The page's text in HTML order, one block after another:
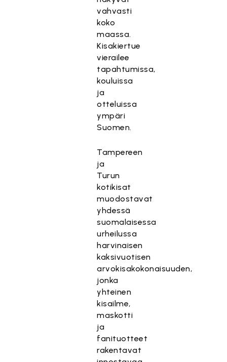
vahvasti
koko
maassa.
Kisakiertue
vierailee
tapahtumissa,
kouluissa
ja
otteluissa
ympäri
Suomen.
Tampereen
ja
Turun
kotikisat
muodostavat
yhdessä
suomalaisessa
urheilussa
harvinaisen
kaksivuotisen
arvokisakokonaisuuden,
jonka
yhteinen
kisailme,
maskotti
ja
fanituotteet
rakentavat